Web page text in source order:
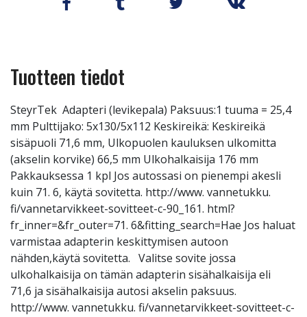
Tuotteen tiedot
SteyrTek Adapteri (levikepala) Paksuus:1 tuuma = 25,4
mm Pulttijako: 5x130/5x112 Keskireikä: Keskireikä
sisäpuoli 71,6 mm, Ulkopuolen kauluksen ulkomitta
(akselin korvike) 66,5 mm Ulkohalkaisija 176 mm
Pakkauksessa 1 kpl Jos autossasi on pienempi akesli
kuin 71. 6, käytä sovitetta. http://www. vannetukku.
fi/vannetarvikkeet-sovitteet-c-90_161. html?
fr_inner=&fr_outer=71. 6&fitting_search=Hae Jos haluat
varmistaa adapterin keskittymisen autoon
nähden,käytä sovitetta. Valitse sovite jossa
ulkohalkaisija on tämän adapterin sisähalkaisija eli
71,6 ja sisähalkaisija autosi akselin paksuus.
http://www. vannetukku. fi/vannetarvikkeet-sovitteet-c-